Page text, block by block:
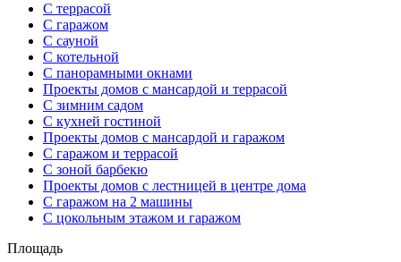
С террасой
С гаражом
С сауной
С котельной
С панорамными окнами
Проекты домов с мансардой и террасой
С зимним садом
С кухней гостиной
Проекты домов с мансардой и гаражом
С гаражом и террасой
С зоной барбекю
Проекты домов с лестницей в центре дома
С гаражом на 2 машины
С цокольным этажом и гаражом
Площадь